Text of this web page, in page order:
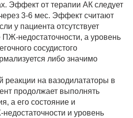
Эффект от терапии АК следует
3-6 мес. Эффект считают
у пациента отсутствует
ПЖ-недостаточности, а уровень
сосудистого
либо значимо
реакции на вазодилататоры в
продолжает выполнять
а его состояние и
и уровень